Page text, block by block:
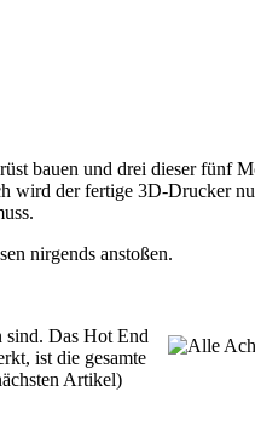
bauen und drei dieser fünf
wird der fertige 3D-Drucker
nirgends anstoßen.
Das Hot End
ist die gesamte
Artikel)